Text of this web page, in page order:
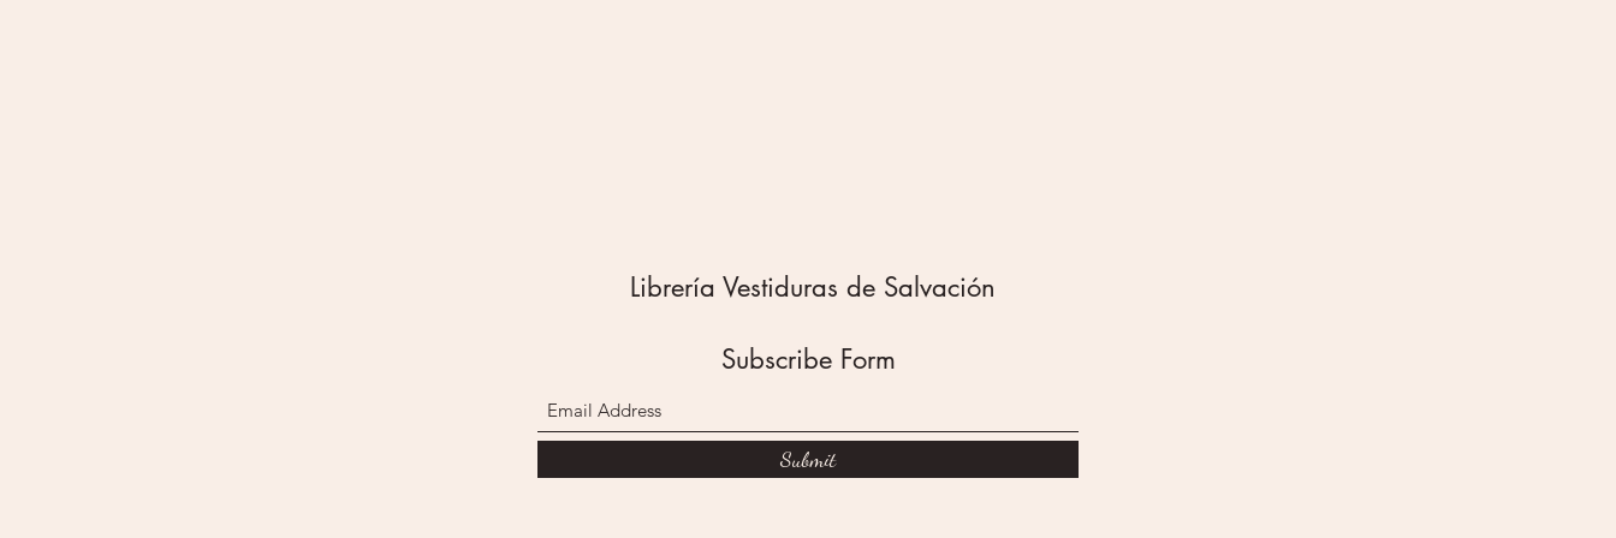
Librería Vestiduras de Salvación
Subscribe Form
Submit